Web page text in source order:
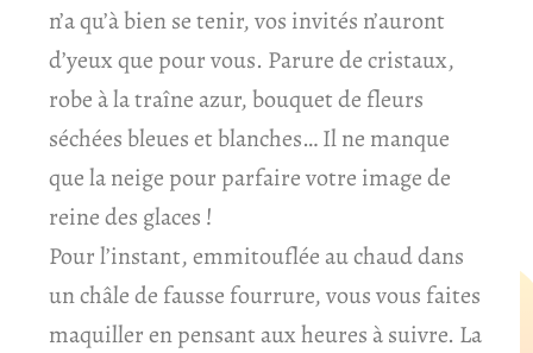
n’a qu’à bien se tenir, vos invités n’auront
d’yeux que pour vous. Parure de cristaux,
robe à la traîne azur, bouquet de fleurs
séchées bleues et blanches… Il ne manque
que la neige pour parfaire votre image de
reine des glaces !
Pour l’instant, emmitouflée au chaud dans
un châle de fausse fourrure, vous vous faites
maquiller en pensant aux heures à suivre. La